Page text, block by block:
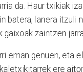
da. Haur txikiak
batera, lanera itzuli
zaintzen
eman genuen, eta
ere